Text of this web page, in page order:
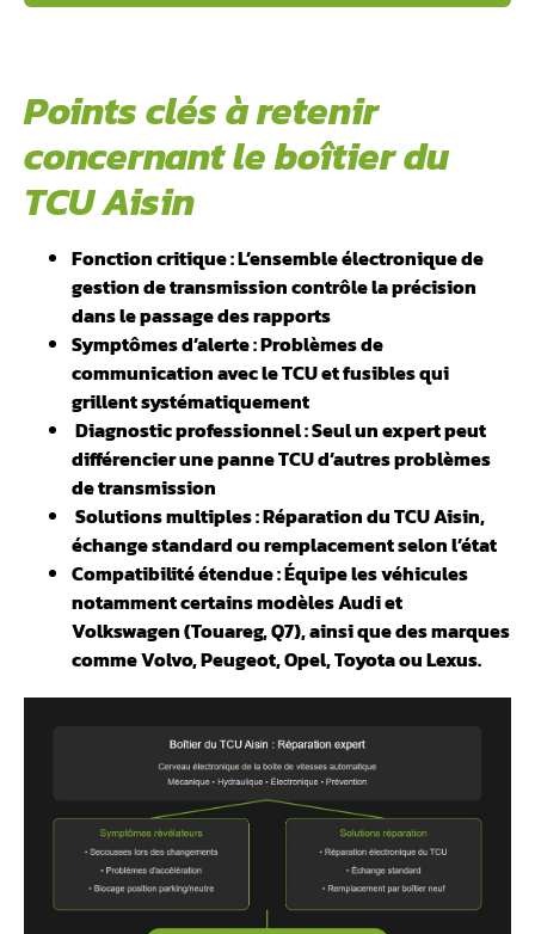
Points clés à retenir
concernant le boîtier du
TCU Aisin
Fonction critique : L’ensemble électronique de
gestion de transmission contrôle la précision
dans le passage des rapports
Symptômes d’alerte : Problèmes de
communication avec le TCU et fusibles qui
grillent systématiquement
️ Diagnostic professionnel : Seul un expert peut
différencier une panne TCU d’autres problèmes
de transmission
️ Solutions multiples : Réparation du TCU Aisin,
échange standard ou remplacement selon l’état
Compatibilité étendue : Équipe les véhicules
notamment certains modèles Audi et
Volkswagen (Touareg, Q7), ainsi que des marques
comme Volvo, Peugeot, Opel, Toyota ou Lexus.